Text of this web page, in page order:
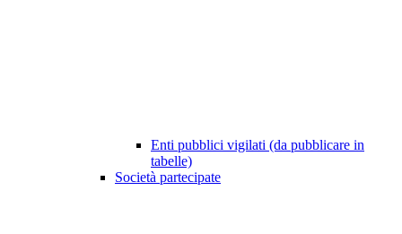
Enti pubblici vigilati (da pubblicare in
tabelle)
Società partecipate